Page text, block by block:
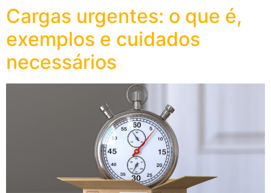
Cargas urgentes: o que é,
exemplos e cuidados
necessários